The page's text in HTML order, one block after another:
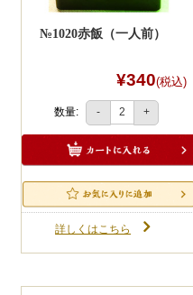
№1020赤飯（一人前）
¥340(税込)
数量: - +
詳しくはこちら